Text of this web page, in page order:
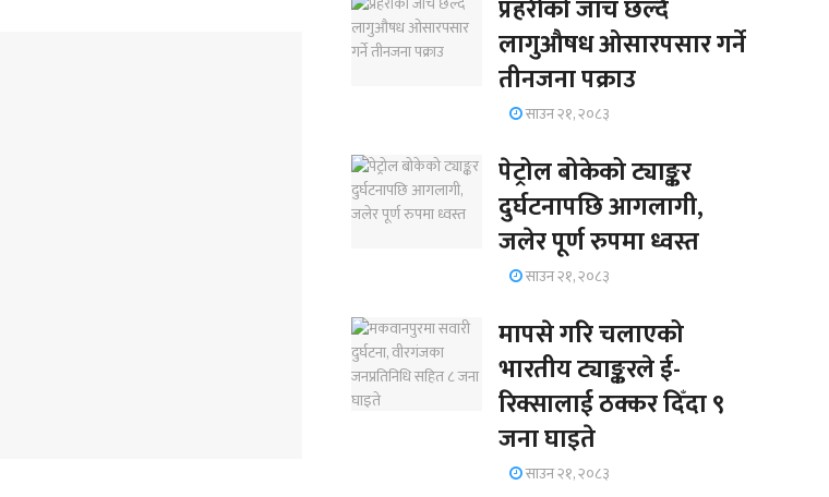
प्रहरीको जाँच छल्दै
लागुऔषध ओसारपसार गर्ने
तीनजना पक्राउ
साउन २१, २०८३
पेट्रोल बोकेको ट्याङ्कर
दुर्घटनापछि आगलागी,
जलेर पूर्ण रुपमा ध्वस्त
साउन २१, २०८३
मापसे गरि चलाएको
भारतीय ट्याङ्करले ई-
रिक्सालाई ठक्कर दिँदा ९
जना घाइते
साउन २१, २०८३